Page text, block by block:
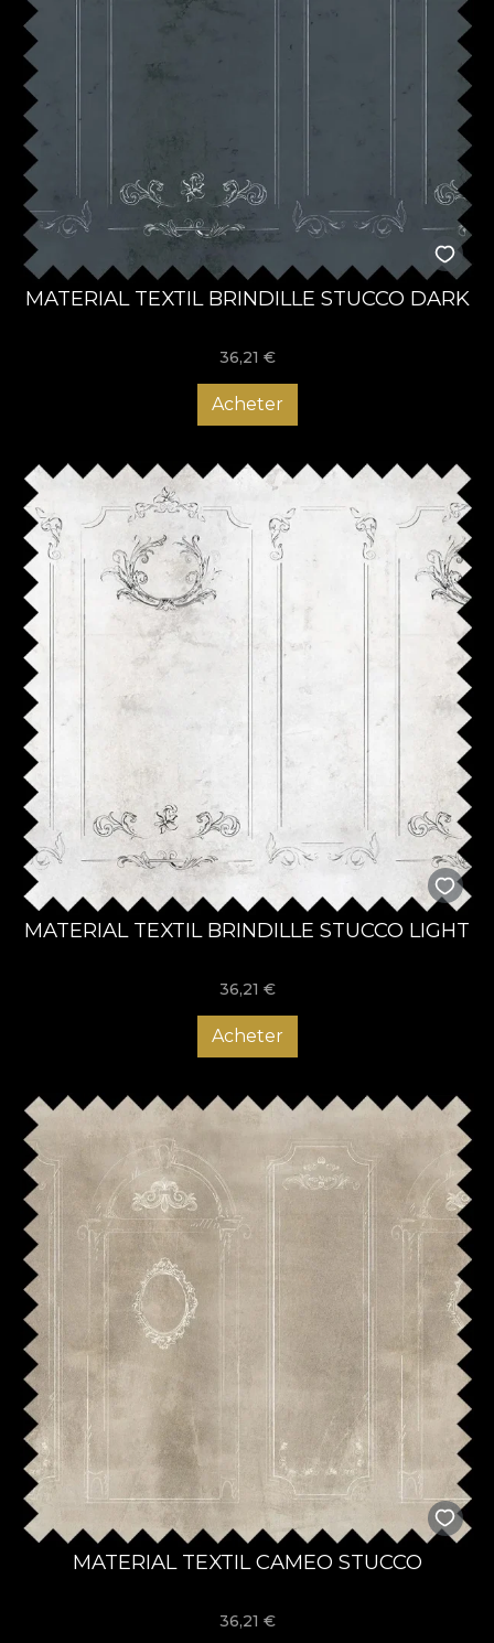
MATERIAL TEXTIL BRINDILLE STUCCO DARK
36,21 €
Acheter
MATERIAL TEXTIL BRINDILLE STUCCO LIGHT
36,21 €
Acheter
MATERIAL TEXTIL CAMEO STUCCO
36,21 €